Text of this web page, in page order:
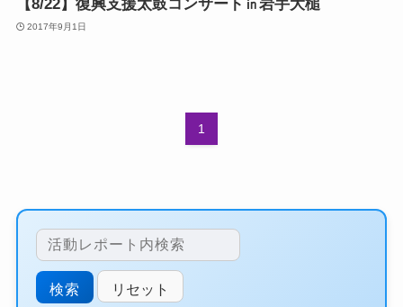
【8/22】復興支援太鼓コンサート㏌岩手大槌
2017年9月1日
1
リセット